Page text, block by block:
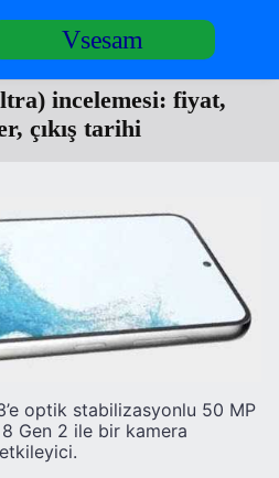
Vsesam
incelemesi: fiyat,
çıkış tarihi
optik stabilizasyonlu 50 MP
Gen 2 ile bir kamera